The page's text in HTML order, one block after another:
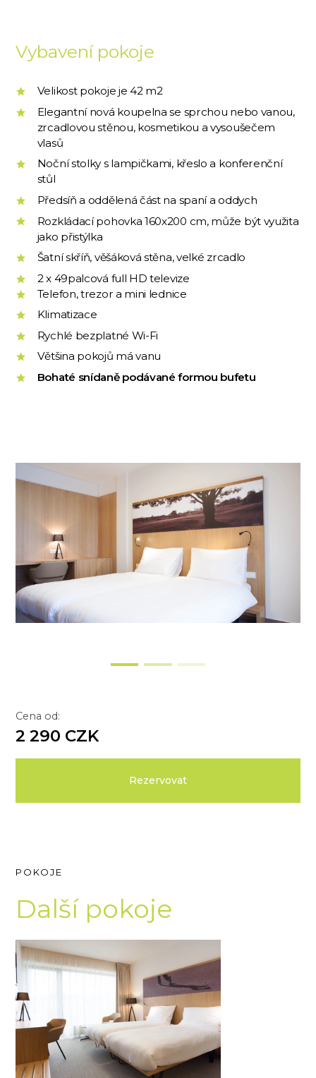
Vybavení pokoje
Velikost pokoje je 42 m2
Elegantní nová koupelna se sprchou nebo vanou,
zrcadlovou stěnou, kosmetikou a vysoušečem
vlasů
Noční stolky s lampičkami, křeslo a konferenční
stůl
Předsíň a oddělená část na spaní a oddych
Rozkládací pohovka 160x200 cm, může být využita
jako přistýlka
Šatní skříň, věšáková stěna, velké zrcadlo
2 x 49palcová full HD televize
Telefon, trezor a mini lednice
Klimatizace
Rychlé bezplatné Wi-Fi
Většina pokojů má vanu
Bohaté snídaně podávané formou bufetu
Cena od:
2 290 CZK
Rezervovat
POKOJE
Další pokoje